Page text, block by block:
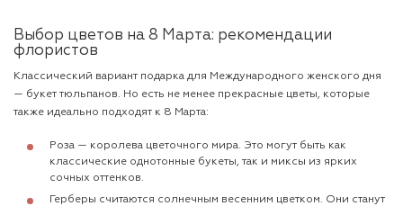
Выбор цветов на 8 Марта: рекомендации
флористов
Классический вариант подарка для Международного женского дня
— букет тюльпанов. Но есть не менее прекрасные цветы, которые
также идеально подходят к 8 Марта:
Роза — королева цветочного мира. Это могут быть как
классические однотонные букеты, так и миксы из ярких
сочных оттенков.
Герберы считаются солнечным весенним цветком. Они станут